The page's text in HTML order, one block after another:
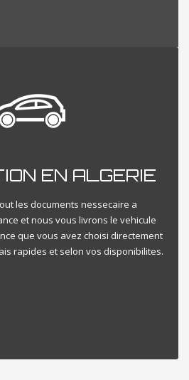
EN ALGERIE
les documents nessecaire a
et nous vous livrons le vehicule
que vous avez choisi directement
rapides et selon vos disponibilites.